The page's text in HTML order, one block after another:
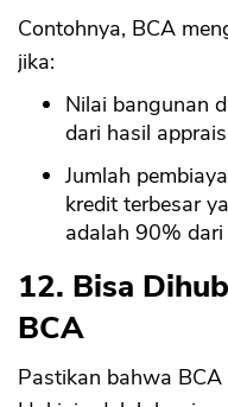
Contohnya, BCA
jika:
Nilai bangunan
dari hasil
Jumlah
kredit terbesar
adalah 90%
12. Bisa
BCA
Pastikan bahwa